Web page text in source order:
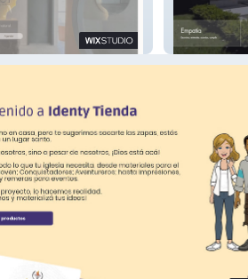
Patagonia